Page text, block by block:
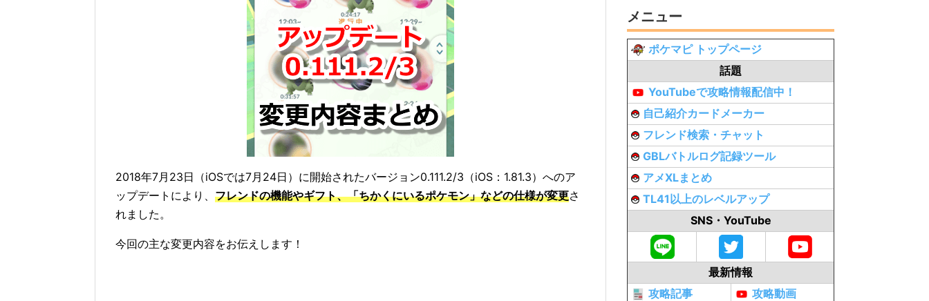
2018年7月23日（iOSでは7月24日）に開始されたバージョン0.111.2/3（iOS：1.81.3）へのア
ップデートにより、 フレンドの機能やギフト、「ちかくにいるポケモン」などの仕様が変更さ
れました。
今回の主な変更内容をお伝えします！
メニュー
ポケマピ トップページ
話題
YouTubeで攻略情報配信中！
自己紹介カードメーカー
フレンド検索・チャット
GBLバトルログ記録ツール
アメXLまとめ
TL41以上のレベルアップ
SNS・YouTube
最新情報
攻略記事
攻略動画